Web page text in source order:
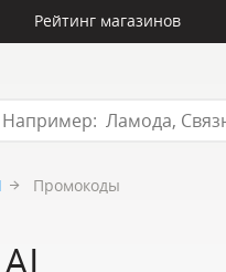
Рейтинг магазинов
Промокоды